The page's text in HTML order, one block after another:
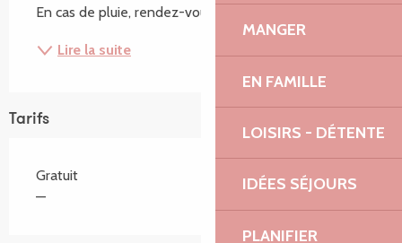
MANGER
EN FAMILLE
LOISIRS - DÉTENTE
IDÉES SÉJOURS
PLANIFIER
En cas de pluie, rendez-vous à la salle Ti Jean Foucat
Lire la suite
Tarifs
Gratuit
—